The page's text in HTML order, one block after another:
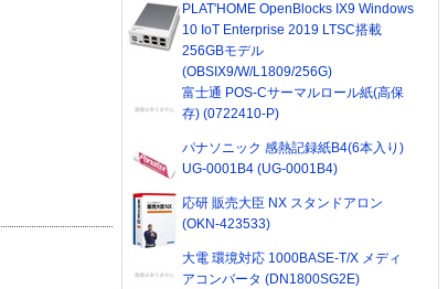
PLAT'HOME OpenBlocks IX9 Windows
10 IoT Enterprise 2019 LTSC搭載
256GBモデル
(OBSIX9/W/L1809/256G)
富士通 POS-Cサーマルロール紙(高保
存) (0722410-P)
パナソニック 感熱記録紙B4(6本入り)
UG-0001B4 (UG-0001B4)
応研 販売大臣 NX スタンドアロン
(OKN-423533)
大電 環境対応 1000BASE-T/X メディ
アコンバータ (DN1800SG2E)